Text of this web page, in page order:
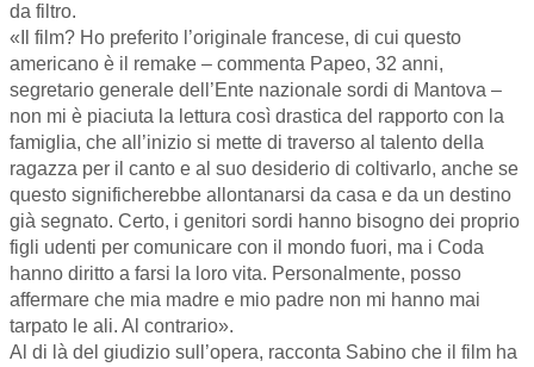
da filtro.
«Il film? Ho preferito l’originale francese, di cui questo
americano è il remake – commenta Papeo, 32 anni,
segretario generale dell’Ente nazionale sordi di Mantova –
non mi è piaciuta la lettura così drastica del rapporto con la
famiglia, che all’inizio si mette di traverso al talento della
ragazza per il canto e al suo desiderio di coltivarlo, anche se
questo significherebbe allontanarsi da casa e da un destino
già segnato. Certo, i genitori sordi hanno bisogno dei proprio
figli udenti per comunicare con il mondo fuori, ma i Coda
hanno diritto a farsi la loro vita. Personalmente, posso
affermare che mia madre e mio padre non mi hanno mai
tarpato le ali. Al contrario».
Al di là del giudizio sull’opera, racconta Sabino che il film ha